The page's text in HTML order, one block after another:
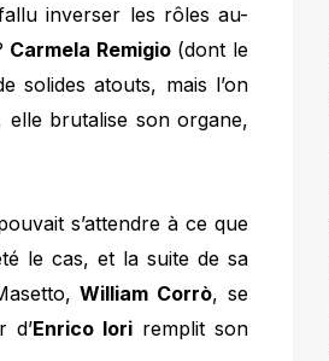
inverser les rôles au-
Carmela Remigio(dont le
solides atouts, mais l’on
elle brutalise son organe,
s’attendre à ce que
le cas, et la suite de sa
William Corrò, se
d’Enrico Iori remplit son